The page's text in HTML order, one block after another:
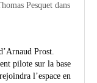
Pesquet dans
Prost.
pilote sur la base
l’espace en